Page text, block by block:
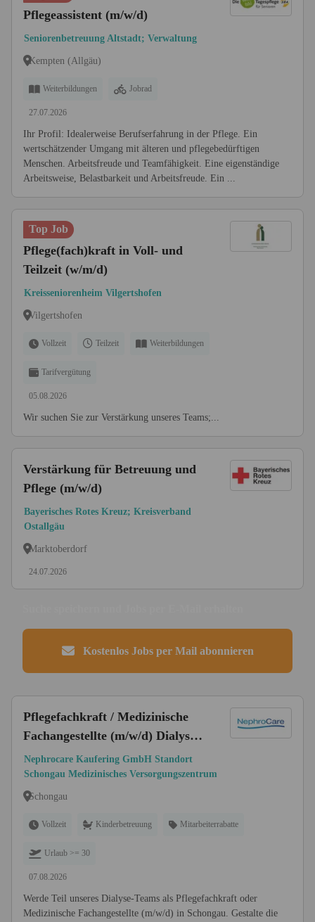
Pflegeassistent (m/w/d)
Seniorenbetreuung Altstadt; Verwaltung
Kempten (Allgäu)
Weiterbildungen Jobrad
27.07.2026
Ihr Profil: Idealerweise Berufserfahrung in der Pflege. Ein
wertschätzender Umgang mit älteren und pflegebedürftigen
Menschen. Arbeitsfreude und Teamfähigkeit. Eine eigenständige
Arbeitsweise, Belastbarkeit und Arbeitsfreude. Ein ...
Top Job
Pflege(fach)kraft in Voll- und
Teilzeit (w/m/d)
Kreisseniorenheim Vilgertshofen
Vilgertshofen
Vollzeit Teilzeit Weiterbildungen
Tarifvergütung
05.08.2026
Wir suchen Sie zur Verstärkung unseres Teams;...
Verstärkung für Betreuung und
Pflege (m/w/d)
Bayerisches Rotes Kreuz; Kreisverband
Ostallgäu
Marktoberdorf
24.07.2026
Kostenlos Jobs per Mail abonnieren
Pflegefachkraft / Medizinische
Fachangestellte (m/w/d) Dialyse -
Schongau
Nephrocare Kaufering GmbH Standort
Schongau Medizinisches Versorgungszentrum
Schongau
Vollzeit Kinderbetreuung Mitarbeiterrabatte
Urlaub >= 30
07.08.2026
Werde Teil unseres Dialyse-Teams als Pflegefachkraft oder
Medizinische Fachangestellte (m/w/d) in Schongau. Gestalte die